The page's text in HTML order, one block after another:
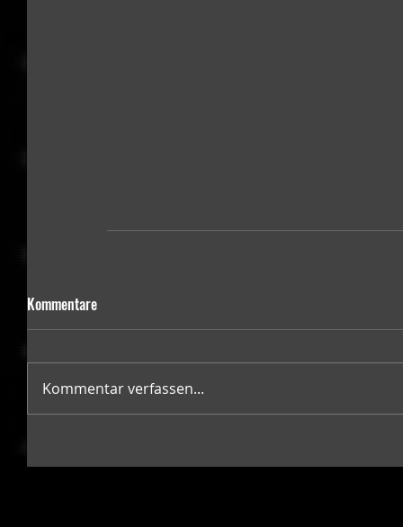
Kommentare
Kommentar verfassen...